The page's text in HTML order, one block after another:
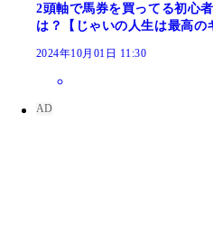
2頭軸で馬券を買ってる初心
は？【じゃいの人生は最高の
2024年10月01日 11:30